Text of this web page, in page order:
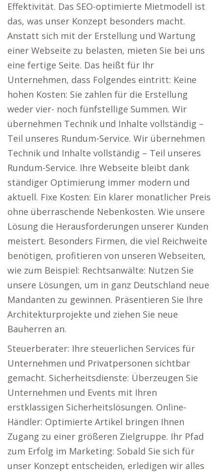
Effektivität. Das SEO-optimierte Mietmodell ist
das, was unser Konzept besonders macht.
Anstatt sich mit der Erstellung und Wartung
einer Webseite zu belasten, mieten Sie bei uns
eine fertige Seite. Das heißt für Ihr
Unternehmen, dass Folgendes eintritt: Keine
hohen Kosten: Sie zahlen für die Erstellung
weder vier- noch fünfstellige Summen. Wir
übernehmen Technik und Inhalte vollständig –
Teil unseres Rundum-Service. Wir übernehmen
Technik und Inhalte vollständig – Teil unseres
Rundum-Service. Ihre Webseite bleibt dank
ständiger Optimierung immer modern und
aktuell. Fixe Kosten: Ein klarer monatlicher Preis
ohne überraschende Nebenkosten. Wie unsere
Lösung die Herausforderungen unserer Kunden
meistert. Besonders Firmen, die viel Reichweite
benötigen, profitieren von unseren Webseiten,
wie zum Beispiel: Rechtsanwälte: Nutzen Sie
unsere Lösungen, um in ganz Deutschland neue
Mandanten zu gewinnen. Präsentieren Sie Ihre
Architekturprojekte und ziehen Sie neue
Bauherren an.
Steuerberater: Ihre steuerlichen Services für
Unternehmen und Privatpersonen sichtbar
gemacht. Sicherheitsdienste: Überzeugen Sie
Unternehmen und Events mit Ihren
erstklassigen Sicherheitslösungen. Online-
Händler: Optimierte Artikel bringen Ihnen
Zugang zu einer größeren Zielgruppe. Ihr Pfad
zum Erfolg im Marketing: Sobald Sie sich für
unser Konzept entscheiden, erledigen wir alles